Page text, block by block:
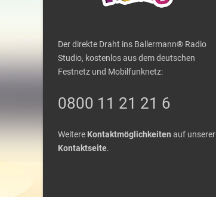
Der direkte Draht ins Ballermann® Radio
Studio, kostenlos aus dem deutschen
Festnetz und Mobilfunknetz:
0800 11 21 21 6
Weitere Kontaktmöglichkeiten auf unserer
Kontaktseite.